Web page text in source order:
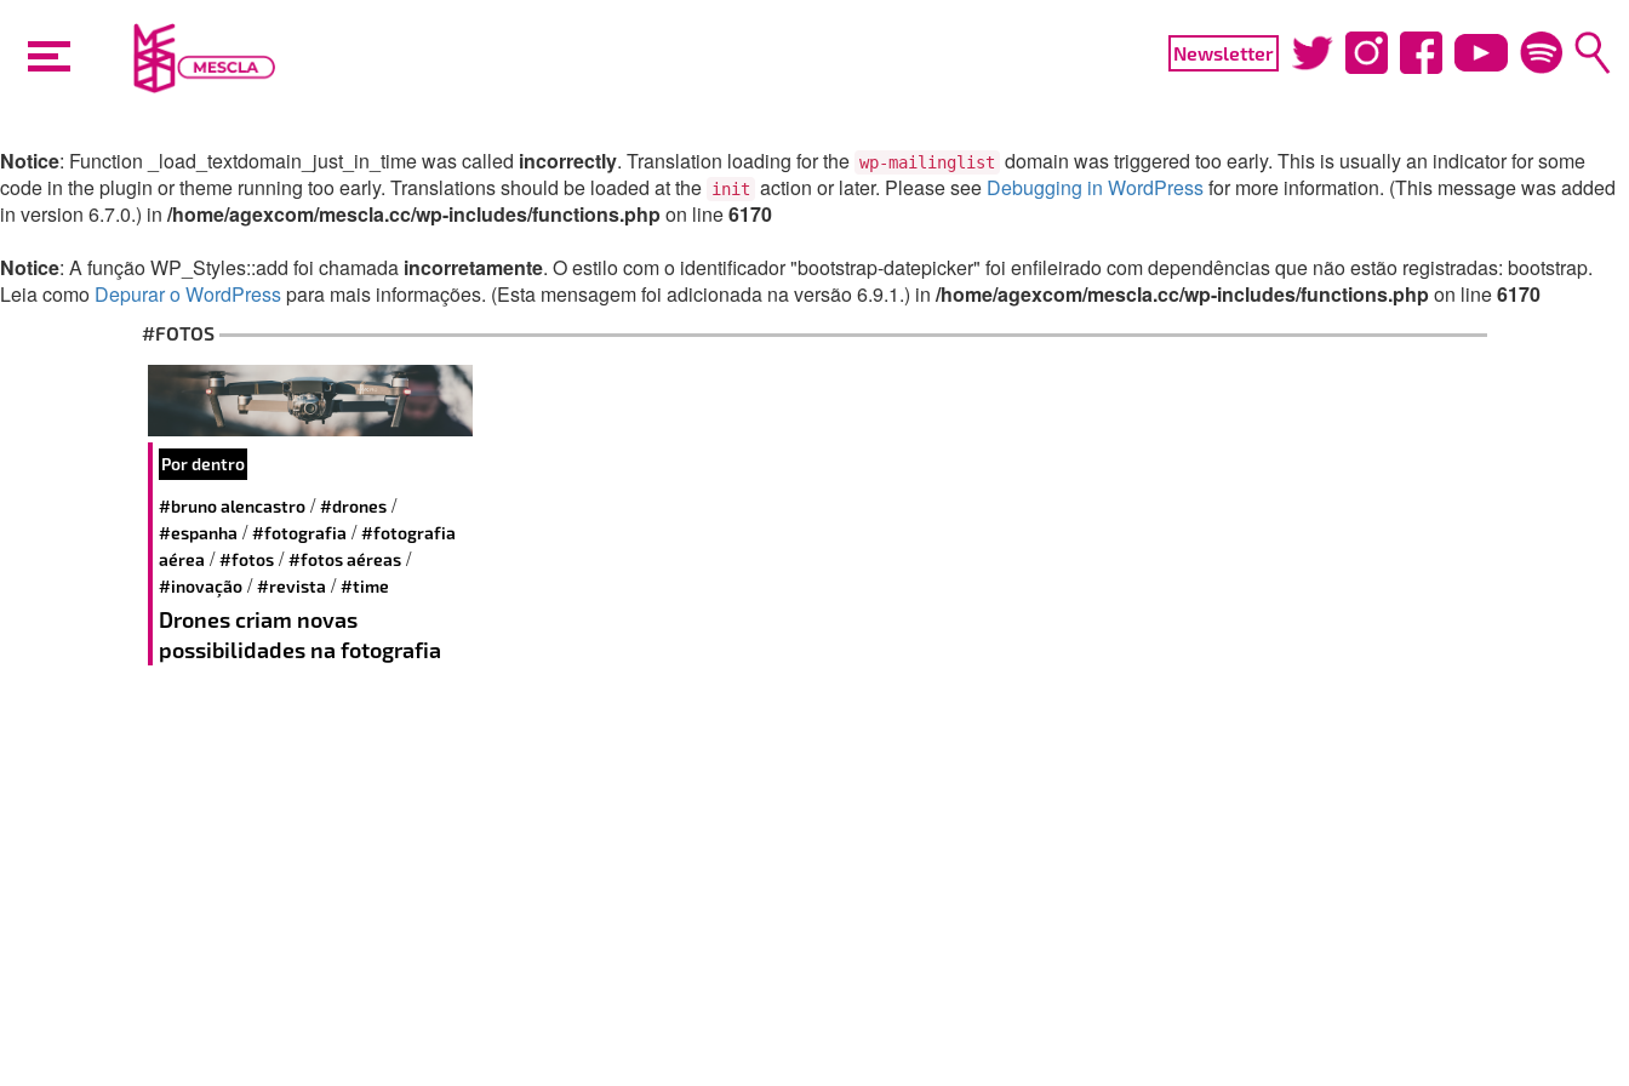
Notice: Function _load_textdomain_just_in_time was called incorrectly. Translation loading for the wp-mailinglist domain was triggered too early. This is usually an indicator for some
code in the plugin or theme running too early. Translations should be loaded at the init action or later. Please see Debugging in WordPressfor more information. (This message was added
in version 6.7.0.) in /home/agexcom/mescla.cc/wp-includes/functions.phpon line6170
Notice: A função WP_Styles::add foi chamada incorretamente. O estilo com o identificador "bootstrap-datepicker" foi enfileirado com dependências que não estão registradas: bootstrap.
Leia como Depurar o WordPresspara mais informações. (Esta mensagem foi adicionada na versão 6.9.1.) in /home/agexcom/mescla.cc/wp-includes/functions.phpon line6170
Newsletter
#FOTOS
Por dentro
#bruno alencastro /#drones /
#espanha /#fotografia /#fotografia
aérea /#fotos /#fotos aéreas /
#inovação /#revista /#time
Drones criam novas
possibilidades na fotografia